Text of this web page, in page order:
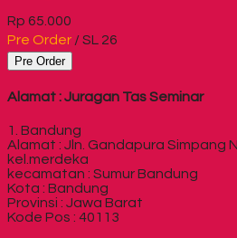
Rp 65.000
Pre Order / SL 26
Pre Order
Alamat : Juragan Tas Seminar
1. Bandung
Alamat : Jln. Gandapura Simpang
kel.merdeka
kecamatan : Sumur Bandung
Kota : Bandung
Provinsi : Jawa Barat
Kode Pos : 40113